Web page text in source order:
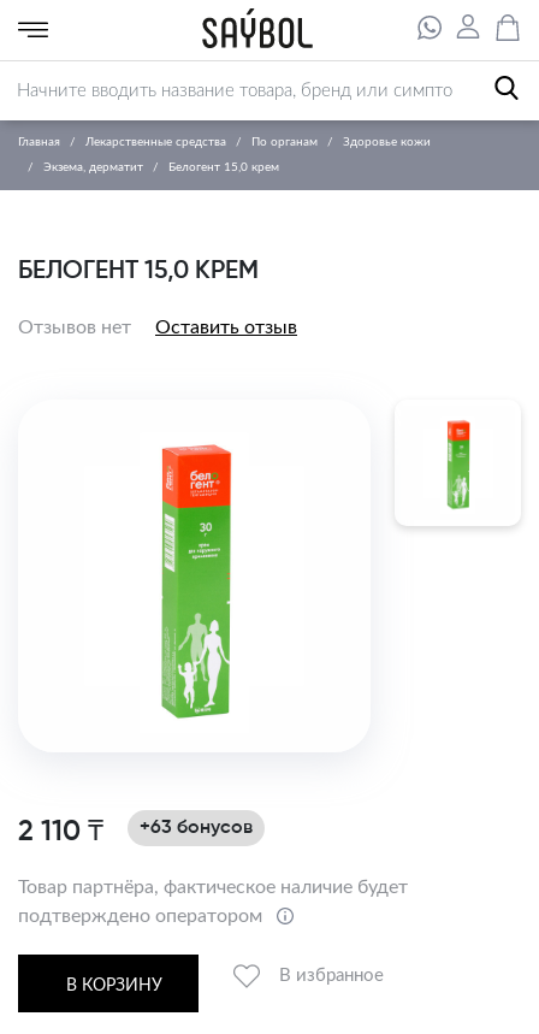
Главная Лекарственные средства По органам Здоровье кожи
Экзема, дерматит Белогент 15,0 крем
БЕЛОГЕНТ 15,0 КРЕМ
Отзывов нет Оставить отзыв
2 110 ₸ +63 бонусов
Товар партнёра, фактическое наличие будет
подтверждено оператором
В КОРЗИНУ
В избранное